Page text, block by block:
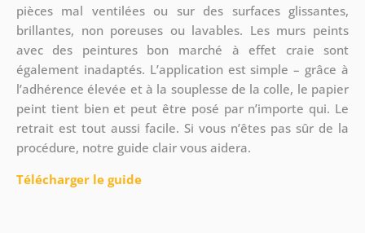
pièces mal ventilées ou sur des surfaces glissantes,
brillantes, non poreuses ou lavables. Les murs peints
avec des peintures bon marché à effet craie sont
également inadaptés. L’application est simple – grâce à
l’adhérence élevée et à la souplesse de la colle, le papier
peint tient bien et peut être posé par n’importe qui. Le
retrait est tout aussi facile. Si vous n’êtes pas sûr de la
procédure, notre guide clair vous aidera.
Télécharger le guide